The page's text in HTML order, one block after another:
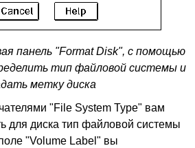
панель "Format Disk", с помощью
тип файловой системы и
метку диска
"File System Type" вам
для диска тип файловой системы
"Volume Label" вы